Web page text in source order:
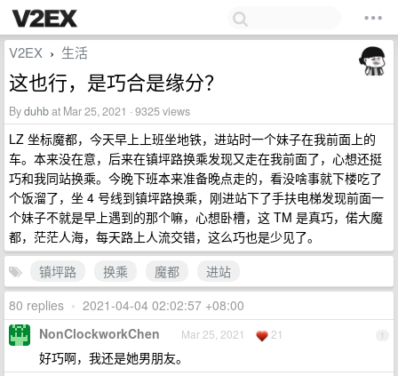
V2EX › 生活
这也行，是巧合是缘分？
Byduhbat Mar 25, 2021 · 9325 views
LZ 坐标魔都，今天早上上班坐地铁，进站时一个妹子在我前面上的
车。本来没在意，后来在镇坪路换乘发现又走在我前面了，心想还挺
巧和我同站换乘。今晚下班本来准备晚点走的，看没啥事就下楼吃了
个饭溜了，坐 4 号线到镇坪路换乘，刚进站下了手扶电梯发现前面一
个妹子不就是早上遇到的那个嘛，心想卧槽，这 TM 是真巧，偌大魔
都，茫茫人海，每天路上人流交错，这么巧也是少见了。
镇坪路
换乘 魔都
进站
80 replies • 2021-04-04 02:02:57 +08:00
1
NonClockworkChen Mar 25, 2021 21
好巧啊，我还是她男朋友。